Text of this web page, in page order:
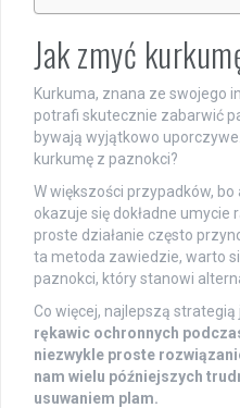
Jak zmyć
Kurkuma, znana ze swojego
potrafi skutecznie zabarwić
bywają wyjątkowo
kurkumę z paznokci?
W większości przypadków, bo
okazuje się dokładne umycie
proste działanie często
ta metoda zawiedzie, warto
paznokci, który stanowi
Co więcej, najlepszą strategią
rękawic ochronnych
niezwykle proste
nam wielu późniejszych
usuwaniem plam.